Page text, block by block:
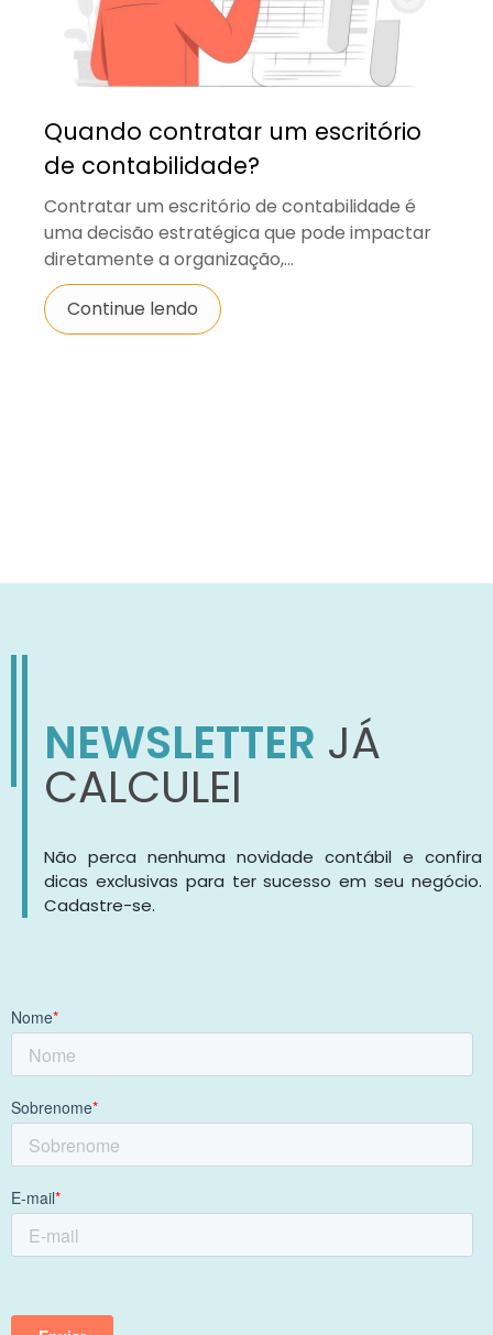
Quando contratar um escritório
de contabilidade?
Contratar um escritório de contabilidade é
uma decisão estratégica que pode impactar
diretamente a organização,...
Continue lendo
NEWSLETTER JÁ
CALCULEI
Não perca nenhuma novidade contábil e confira
dicas exclusivas para ter sucesso em seu negócio.
Cadastre-se.